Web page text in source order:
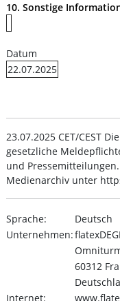
10. Sonstige
Datum
22.07.2025
23.07.2025 CET/CEST
gesetzliche
und Pressemitteilungen.
Medienarchiv unter
Sprache:
Deutsch
Unternehmen:
60312
Internet: